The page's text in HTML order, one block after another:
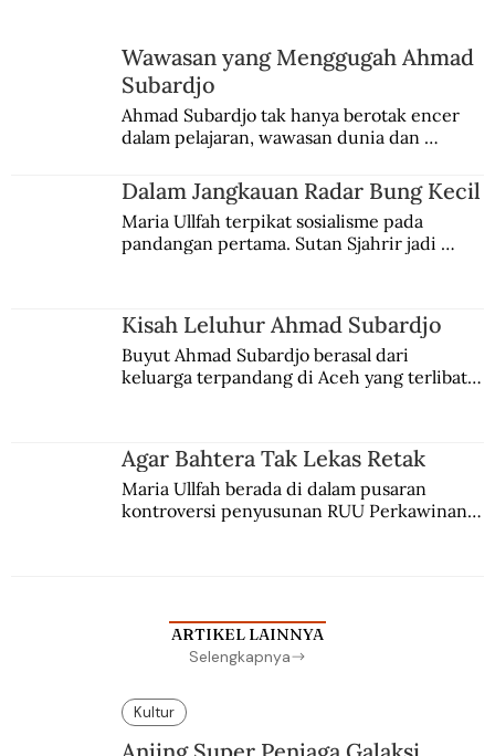
Wawasan yang Menggugah Ahmad
Subardjo
Ahmad Subardjo tak hanya berotak encer
dalam pelajaran, wawasan dunia dan
Jules Verne, Multatuli, hingga Sun Yat-sen.
Dalam Jangkauan Radar Bung Kecil
Maria Ullfah terpikat sosialisme pada
pandangan pertama. Sutan Sjahrir jadi
Kisah Leluhur Ahmad Subardjo
Buyut Ahmad Subardjo berasal dari
keluarga terpandang di Aceh yang terlibat
Agar Bahtera Tak Lekas Retak
Maria Ullfah berada di dalam pusaran
kontroversi penyusunan RUU Perkawinan.
ARTIKEL LAINNYA
Selengkapnya
Kultur